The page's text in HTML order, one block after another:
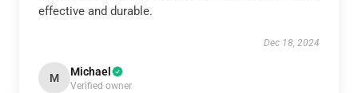
effective and durable.
Dec 18, 2024
M Michael
Verified owner